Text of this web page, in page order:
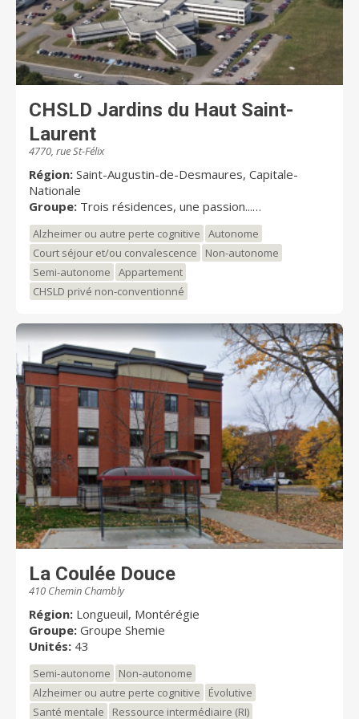
en toute intimité dans une salle à dîner spécialement
aménagée pour l’occasion. Autant d’éléments qui
favorisent l’autonomie sous toutes ses formes.
CHSLD Jardins du Haut Saint-
Laurent
4770, rue St-Félix
Région: Saint-Augustin-de-Desmaures, Capitale-
Nationale
Groupe: Trois résidences, une passion...
Unités:256
Alzheimer ou autre perte cognitive
Autonome
Court séjour et/ou convalescence
Non-autonome
Semi-autonome
Appartement
CHSLD privé non-conventionné
La Coulée Douce
410 Chemin Chambly
Région: Longueuil, Montérégie
Groupe: Groupe Shemie
Unités: 43
Semi-autonome
Non-autonome
Alzheimer ou autre perte cognitive
Évolutive
Santé mentale
Ressource intermédiaire (RI)